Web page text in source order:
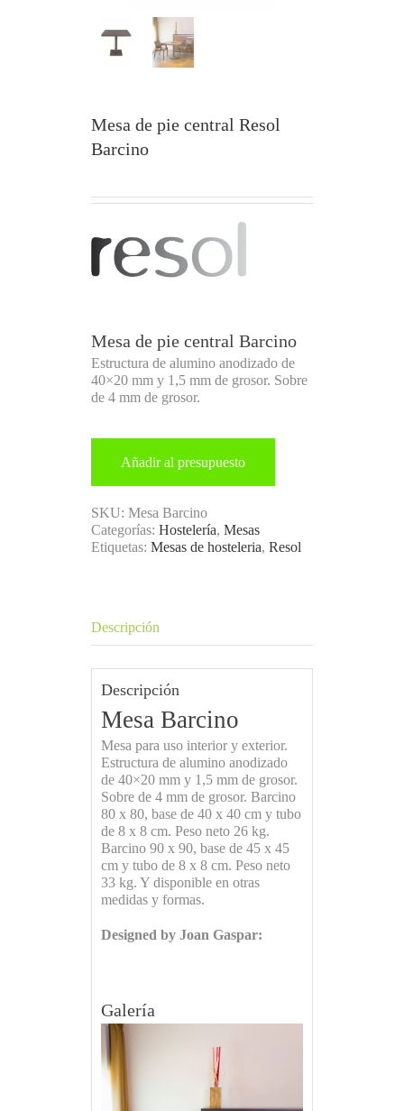
Mesa de pie central Resol
Barcino
Mesa de pie central Barcino
Estructura de alumino anodizado de
40×20 mm y 1,5 mm de grosor. Sobre
de 4 mm de grosor.
Añadir al presupuesto
SKU: Mesa Barcino
Categorías: Hostelería, Mesas
Etiquetas: Mesas de hosteleria, Resol
Descripción
Descripción
Mesa Barcino
Mesa para uso interior y exterior.
Estructura de alumino anodizado
de 40×20 mm y 1,5 mm de grosor.
Sobre de 4 mm de grosor. Barcino
80 x 80, base de 40 x 40 cm y tubo
de 8 x 8 cm. Peso neto 26 kg.
Barcino 90 x 90, base de 45 x 45
cm y tubo de 8 x 8 cm. Peso neto
33 kg. Y disponible en otras
medidas y formas.
Designed by Joan Gaspar:
Galería